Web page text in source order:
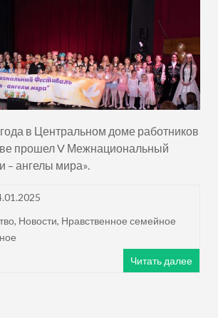
в Центральном доме работников
прошел V Межнациональный
– ангелы мира».
, Новости, Нравственное семейное
Читать далее